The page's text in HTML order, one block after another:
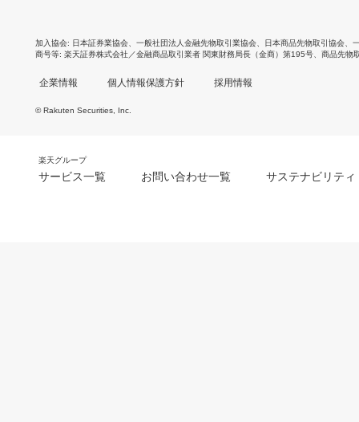
加入協会 日本証券業協会 一般社団法人金融先物取引業協会 日本商品先物取引協会
商号等 楽天証券株式会社／金融商品取引業者 関東財務局長（金商）第195号、商品先物
企業情報 個人情報保護方針 採用情報
© Rakuten Securities, Inc.
楽天グループ
サービス一覧 お問い合わせ一覧 サステナビリティ